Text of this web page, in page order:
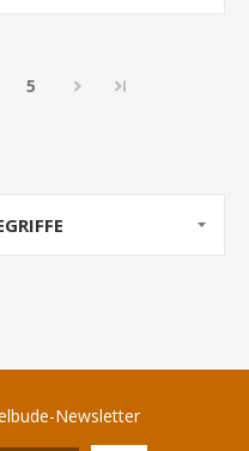
5
Newsletter